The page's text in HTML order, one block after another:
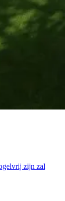
zijn zal